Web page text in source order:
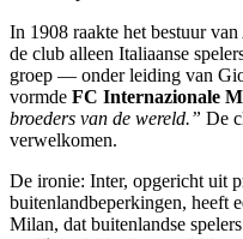
In 1908 raakte het bestuur
de club alleen Italiaanse
groep — onder leiding van
vormde FC Internazionale
broeders van de wereld.” De
verwelkomen.
De ironie: Inter, opgericht uit
buitenlandbeperkingen, heeft
Milan, dat buitenlandse